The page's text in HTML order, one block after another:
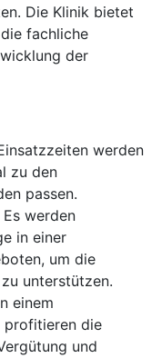
Die Klinik bietet
fachliche
der
werden
zu den
passen.
Es werden
in einer
um die
unterstützen.
einem
profitieren die
und